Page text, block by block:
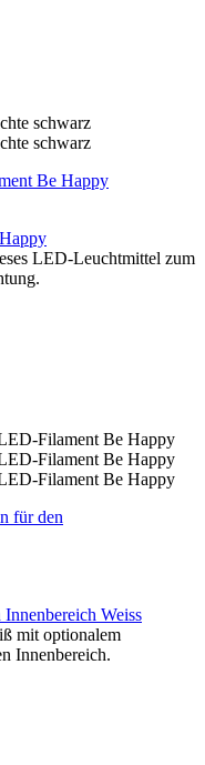
LED-Leuchtmittel zum
Weiss
mit optionalem
Innenbereich.